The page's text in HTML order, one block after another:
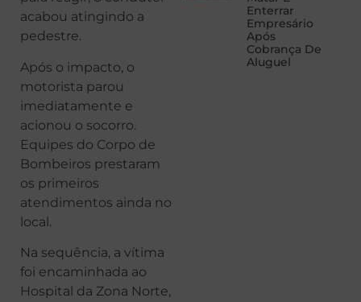
acabou atingindo a
pedestre.
Após o impacto, o
motorista parou
imediatamente e
acionou o socorro.
Equipes do Corpo de
Bombeiros prestaram
os primeiros
atendimentos ainda no
local.
Na sequência, a vítima
foi encaminhada ao
Hospital da Zona Norte,
Enterrar
Empresário
Após
Cobrança De
Aluguel